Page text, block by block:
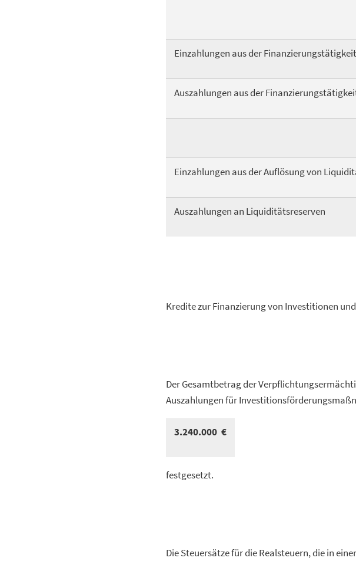
Einzahlungen aus der
Auszahlungen aus der
Einzahlungen aus der Auflösung von
Auszahlungen an Liquiditätsreserven
Kredite zur Finanzierung von Investitionen
Der Gesamtbetrag der
Auszahlungen für
3.240.000 €
festgesetzt.
Die Steuersätze für die Realsteuern, die in